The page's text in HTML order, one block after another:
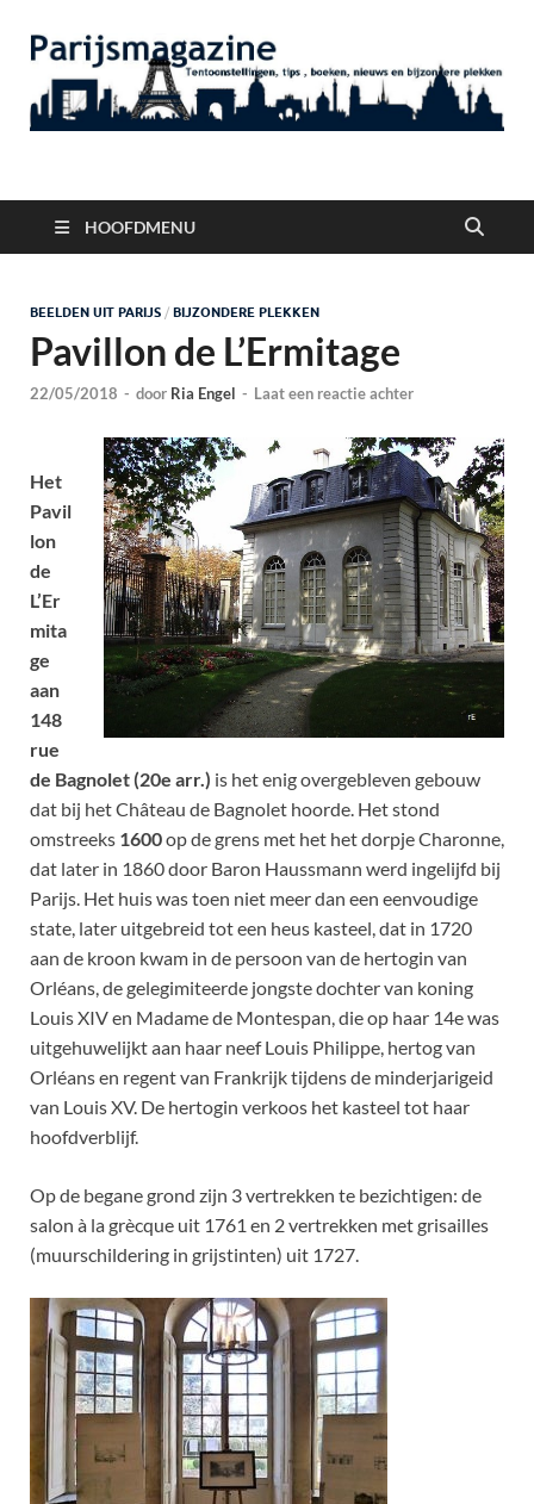
Parijsmagazine
HOOFDMENU
BEELDEN UIT PARIJS / BIJZONDERE PLEKKEN
Pavillon de L’Ermitage
22/05/2018 - door Ria Engel - Laat een reactie achter
Het
Pavil
lon
de
L’Er
mita
ge
aan
148
rue
de Bagnolet (20e arr.) is het enig overgebleven gebouw
dat bij het Château de Bagnolet hoorde. Het stond
omstreeks 1600op de grens met het het dorpje Charonne,
dat later in 1860 door Baron Haussmann werd ingelijfd bij
Parijs. Het huis was toen niet meer dan een eenvoudige
state, later uitgebreid tot een heus kasteel, dat in 1720
aan de kroon kwam in de persoon van de hertogin van
Orléans, de gelegimiteerde jongste dochter van koning
Louis XIV en Madame de Montespan, die op haar 14e was
uitgehuwelijkt aan haar neef Louis Philippe, hertog van
Orléans en regent van Frankrijk tijdens de minderjarigeid
van Louis XV. De hertogin verkoos het kasteel tot haar
hoofdverblijf.
Op de begane grond zijn 3 vertrekken te bezichtigen: de
salon à la grècque uit 1761 en 2 vertrekken met grisailles
(muurschildering in grijstinten) uit 1727.